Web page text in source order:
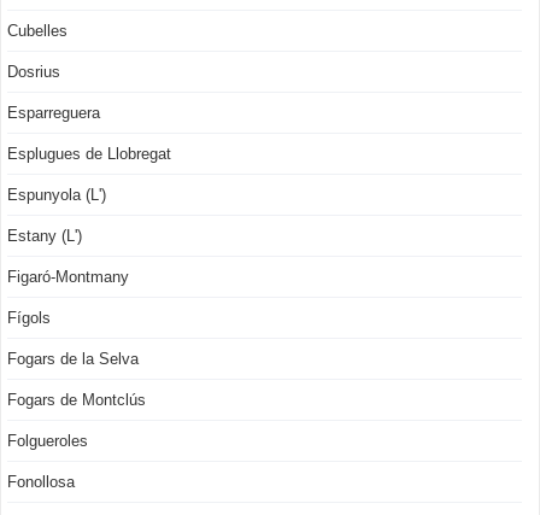
Cubelles
Dosrius
Esparreguera
Esplugues de Llobregat
Espunyola (L')
Estany (L')
Figaró-Montmany
Fígols
Fogars de la Selva
Fogars de Montclús
Folgueroles
Fonollosa